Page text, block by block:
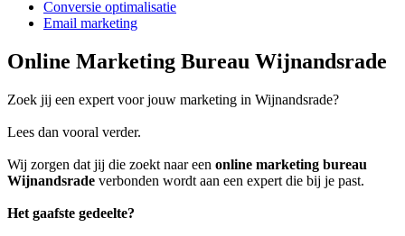
Conversie optimalisatie
Email marketing
Online Marketing Bureau Wijnandsrade
Zoek jij een expert voor jouw marketing in Wijnandsrade?
Lees dan vooral verder.
Wij zorgen dat jij die zoekt naar een online marketing bureau
Wijnandsrade verbonden wordt aan een expert die bij je past.
Het gaafste gedeelte?